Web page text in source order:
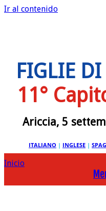
Ir al contenido
FIGLIE
11°
Ariccia, 5
ITALIANO | INGLESE |
Inicio